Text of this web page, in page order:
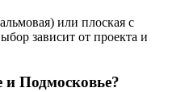
или плоская с
зависит от проекта и
Подмосковье?